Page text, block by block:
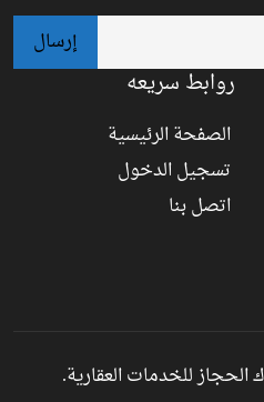
روابط سريعه
الصفحة الرئيسية
تسجيل الدخول
اتصل بنا